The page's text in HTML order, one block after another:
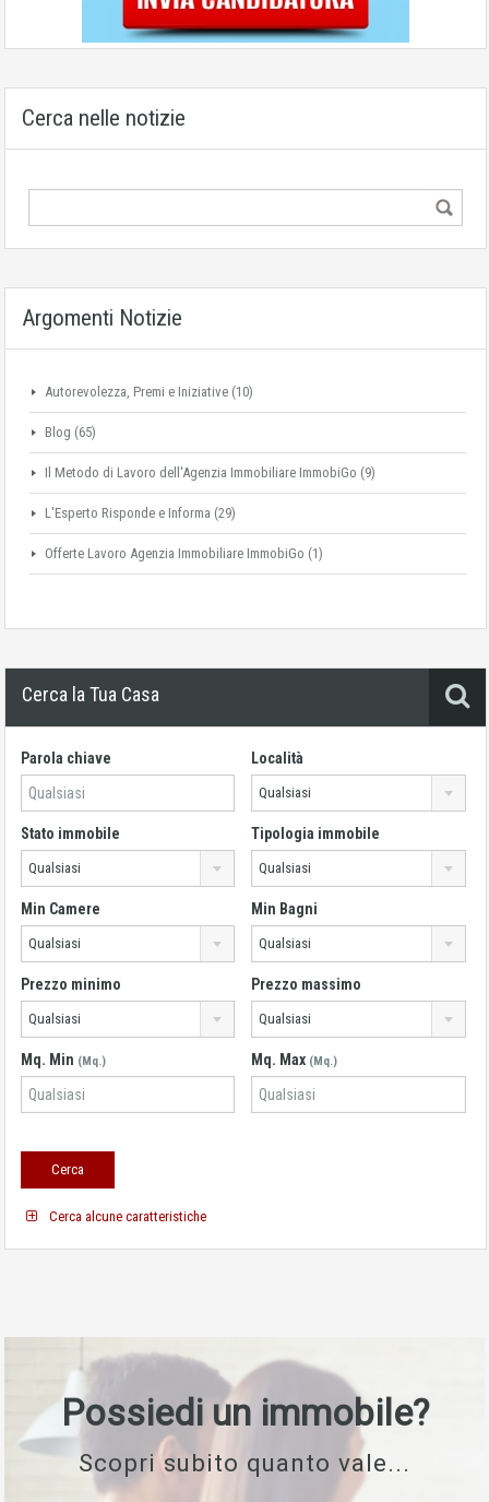
Cerca nelle notizie
Argomenti Notizie
Autorevolezza, Premi e Iniziative (10)
Blog (65)
Il Metodo di Lavoro dell'Agenzia Immobiliare ImmobiGo (9)
L'Esperto Risponde e Informa (29)
Offerte Lavoro Agenzia Immobiliare ImmobiGo (1)
Cerca la Tua Casa
Parola chiave Località
Qualsiasi
Stato immobile
Qualsiasi
Tipologia immobile
Qualsiasi
Min Camere
Qualsiasi
Min Bagni
Qualsiasi
Prezzo minimo
Qualsiasi
Prezzo massimo
Qualsiasi
Mq. Min (Mq.) Mq. Max (Mq.)
Cerca alcune caratteristiche
Possiedi un immobile?
Scopri subito quanto vale...